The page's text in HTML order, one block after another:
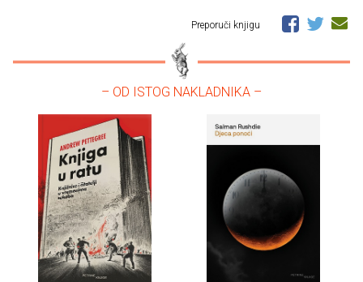
Preporuči knjigu
– OD ISTOG NAKLADNIKA –